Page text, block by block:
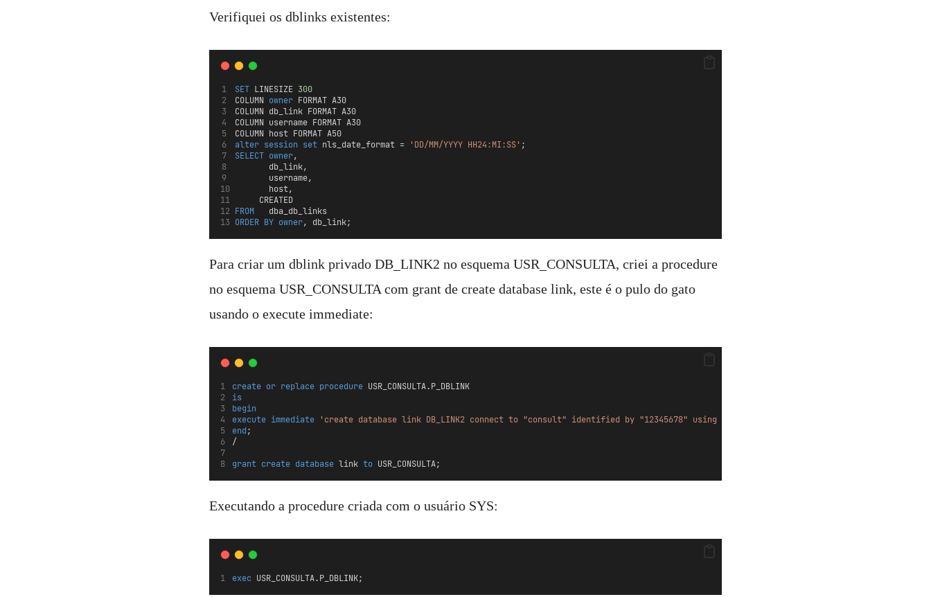
Verifiquei os dblinks existentes:
SET LINESIZE 300
COLUMN owner FORMAT A30
COLUMN db_link FORMAT A30
COLUMN username FORMAT A30
COLUMN host FORMAT A50
alter session set nls_date_format = 'DD/MM/YYYY HH24:MI:SS' ;
SELECT owner,
       db_link,
       username,
       host,
	   CREATED
FROM
   dba_db_links
ORDER BY owner, db_link;
Para criar um dblink privado DB_LINK2 no esquema USR_CONSULTA, criei a procedure
no esquema USR_CONSULTA com grant de create database link, este é o pulo do gato
usando o execute immediate:
create or replace procedure USR_CONSULTA.P_DBLINK
is
begin
execute immediate 'create database link DB_LINK2 connect to "consult" identified by "12345678" using ''DB01'''
end;
/
grant create database link to USR_CONSULTA;
Executando a procedure criada com o usuário SYS:
exec USR_CONSULTA.P_DBLINK;